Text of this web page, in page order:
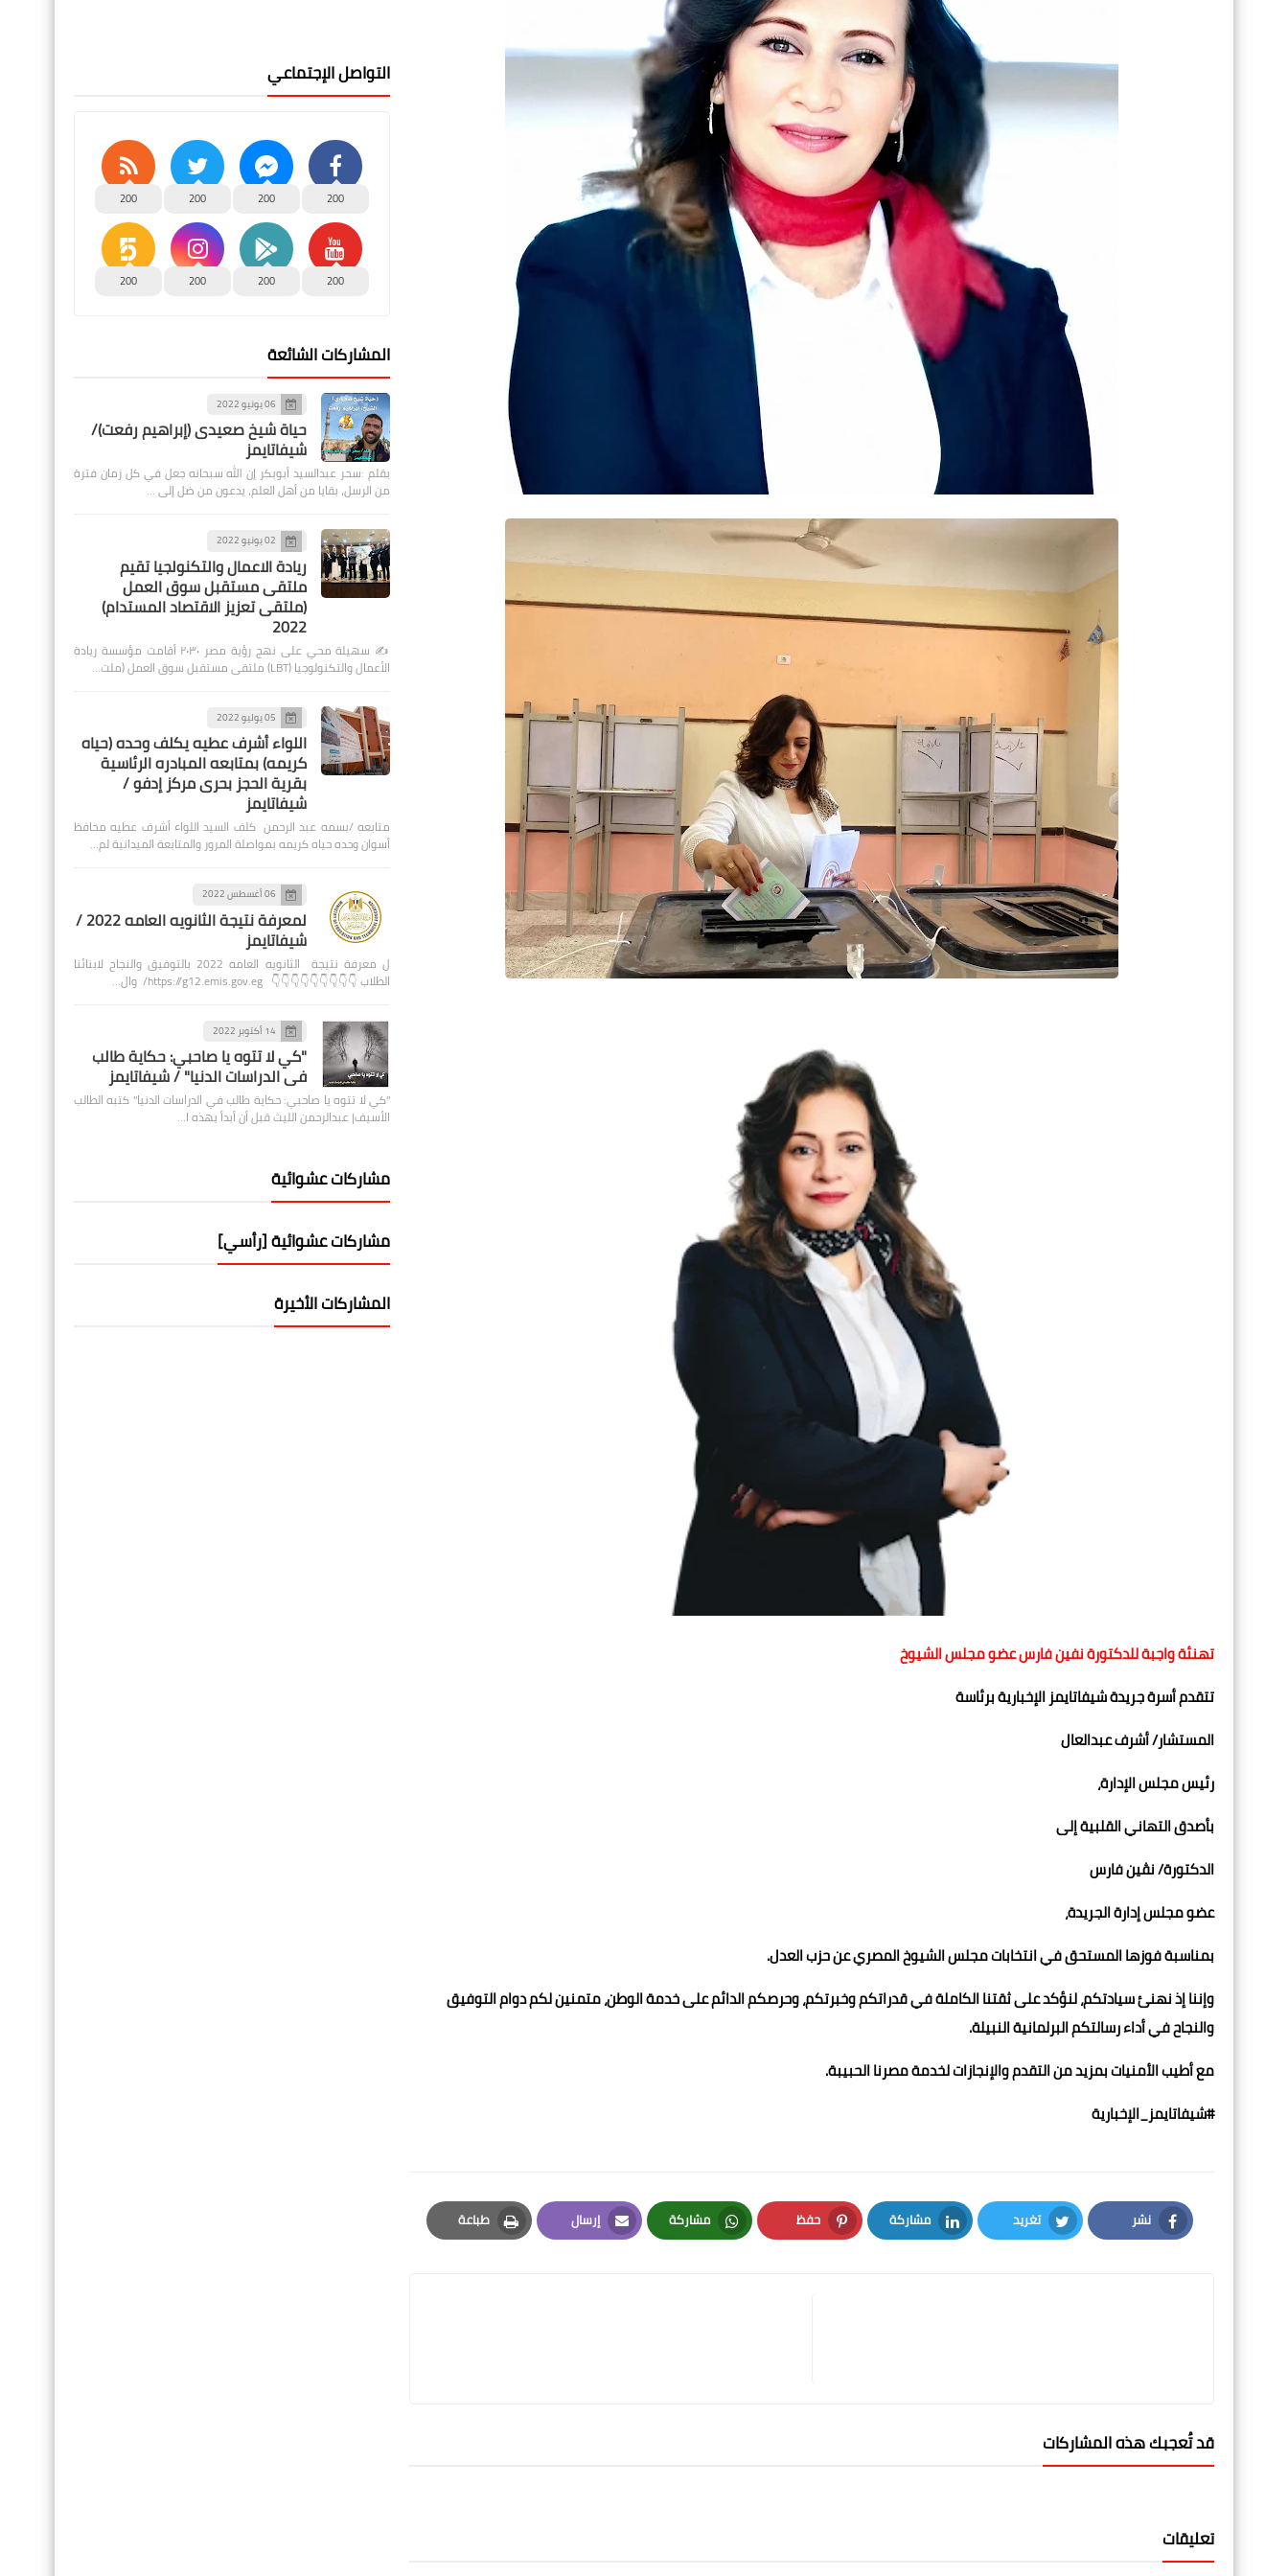
تهنئة واجبة للدكتورة نفين فارس عضو مجلس الشيوخ
تتقدم أسرة جريدة شيفاتايمز الإخبارية برئاسة
المستشار/ أشرف عبدالعال
رئيس مجلس الإدارة،
بأصدق التهاني القلبية إلى
الدكتورة/ نڤين فارس
عضو مجلس إدارة الجريدة،
بمناسبة فوزها المستحق في انتخابات مجلس الشيوخ المصري عن حزب العدل.
وإننا إذ نهنئ سيادتكم، لنؤكد على ثقتنا الكاملة في قدراتكم وخبرتكم، وحرصكم الدائم على خدمة الوطن، متمنين لكم دوام التوفيق
والنجاح في أداء رسالتكم البرلمانية النبيلة.
مع أطيب الأمنيات بمزيد من التقدم والإنجازات لخدمة مصرنا الحبيبة.
#شيفاتايمز_الإخبارية
نشر
Facebook
تغريد
Twitter
مشاركة
LinkedIn
حفظ
Pinterest
مشاركة
Whatsapp
إرسال
Email
طباعة
Print
قد تُعجبك هذه المشاركات
تعليقات
التواصل الإجتماعي
200
200
200
200
200
200
200
200
المشاركات الشائعة
06 يونيو 2022
حياة شيخ صعيدى (إبراهيم رفعت)/
شيفاتايمز
بقلم :سحر عبدالسيد أبوبكر إن الله سبحانه جعل في كل زمان فترة
من الرسل، بقايا من أهل العلم، يدعون من ضل إلى …
02 يونيو 2022
ريادة الاعمال والتكنولجيا تقيم
ملتقى مستقبل سوق العمل
(ملتقى تعزيز الاقتصاد المستدام)
2022
✍️ سهيلة محي على نهج رؤية مصر ٢٠٣٠ أقامت مؤسسة ريادة
الأعمال والتكنولوجيا (LBT) ملتقى مستقبل سوق العمل (ملت…
05 يوليو 2022
اللواء أشرف عطيه يكلف وحده (حياه
كريمه) بمتابعه المبادره الرئاسية
بقرية الحجز بحرى مركز إدفو /
شيفاتايمز
متابعه /بسمه عبد الرحمن كلف السيد اللواء أشرف عطيه محافظ
أسوان وحده حياه كريمه بمواصلة المرور والمتابعة الميدانية لم…
06 أغسطس 2022
لمعرفة نتيجة الثانويه العامه 2022 /
شيفاتايمز
ل معرفة نتيجة الثانويه العامه 2022 بالتوفيق والنجاح لابنائنا
الطلاب 👇👇👇👇👇👇👇👇👇 https://g12.emis.gov.eg/ وال…
14 أكتوبر 2022
"كي لا تتوه يا صاحبي: حكاية طالب
في الدراسات الدنيا" / شيفاتايمز
"كي لا تتوه يا صاحبي: حكاية طالب في الدراسات الدنيا" كتبه الطالب
الأسيف| عبدالرحمن الليث قبل أن أبدأ بهذه ا…
مشاركات عشوائية
مشاركات عشوائية [رأسي]
المشاركات الأخيرة